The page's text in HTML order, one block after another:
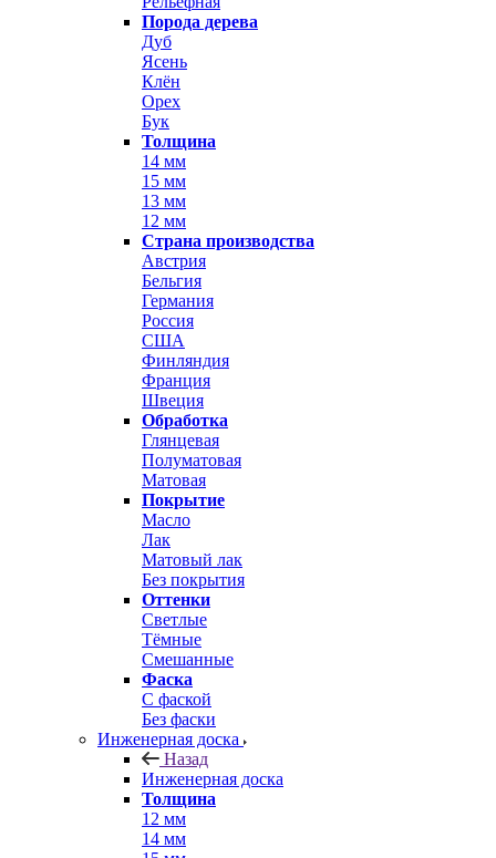
Порода дерева
Дуб
Ясень
Клён
Орех
Бук
Толщина
14 мм
15 мм
13 мм
12 мм
Страна производства
Австрия
Бельгия
Германия
Россия
США
Финляндия
Франция
Швеция
Обработка
Глянцевая
Полуматовая
Матовая
Покрытие
Масло
Лак
Матовый лак
Без покрытия
Оттенки
Светлые
Тёмные
Смешанные
Фаска
С фаской
Без фаски
Инженерная доска
Назад
Инженерная доска
Толщина
12 мм
14 мм